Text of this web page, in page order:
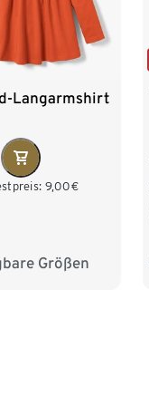
Langarmshirt
9,00€
Größen
98/104